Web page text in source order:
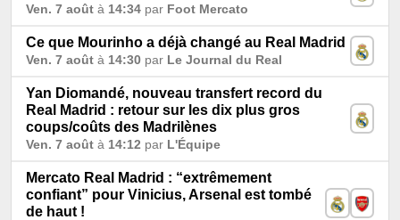
Ven. 7 août à 14:34 par Foot Mercato
Ce que Mourinho a déjà changé au Real Madrid
Ven. 7 août à 14:30 par Le Journal du Real
Yan Diomandé, nouveau transfert record du
Real Madrid : retour sur les dix plus gros
coups/coûts des Madrilènes
Ven. 7 août à 14:12 par L'Équipe
Mercato Real Madrid : “extrêmement
confiant” pour Vinicius, Arsenal est tombé
de haut !